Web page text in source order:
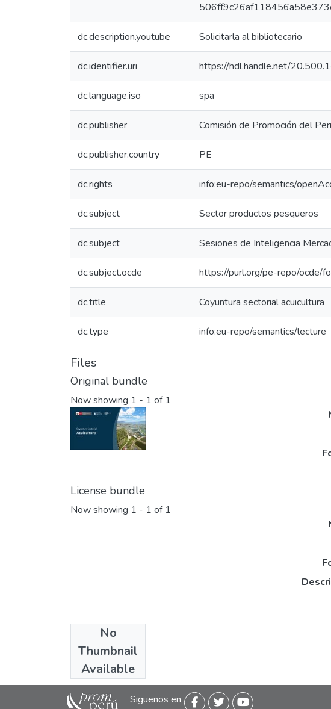
dc.description.youtube Solicitarla al bibliotecario
dc.identifier.uri https://hdl.handle.net/
dc.language.iso spa
dc.publisher Comisión de Promoción del
dc.publisher.country PE
dc.rights info:eu-repo/semantics/
dc.subject Sector productos pesqueros
dc.subject Sesiones de Inteligencia
dc.subject.ocde https://purl.org/pe-repo/ocde/
dc.title Coyuntura sectorial acuicultura
dc.type info:eu-repo/semantics/lecture
Files
Original bundle
Now showing 1 - 1 of 1
License bundle
Now showing 1 - 1 of 1
No
Thumbnail
Available
Collections
Informes
Siguenos en